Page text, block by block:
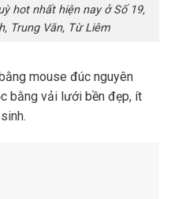
hot nhất hiện nay ở Số 19,
Trung Văn, Từ Liêm
mouse đúc nguyên
bằng vải lưới bền đẹp, ít